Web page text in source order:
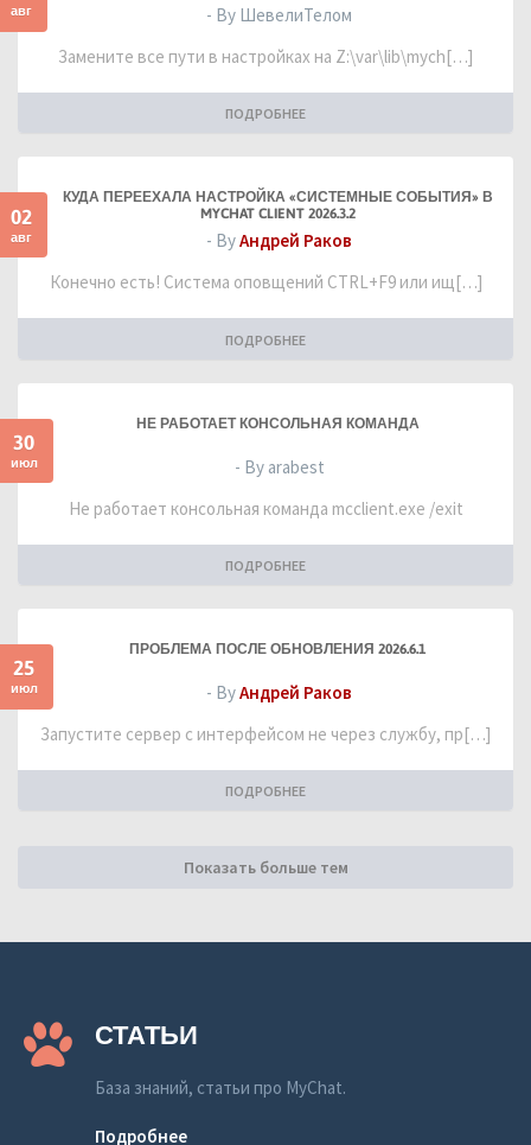
авг
- By ШевелиТелом
Замените все пути в настройках на Z:\var\lib\mych[…]
ПОДРОБНЕЕ
02
авг
КУДА ПЕРЕЕХАЛА НАСТРОЙКА «СИСТЕМНЫЕ СОБЫТИЯ» В
MYCHAT CLIENT 2026.3.2
- ByАндрей Раков
Конечно есть! Система оповщений CTRL+F9 или ищ[…]
ПОДРОБНЕЕ
30
июл
НЕ РАБОТАЕТ КОНСОЛЬНАЯ КОМАНДА
- By arabest
Не работает консольная команда mcclient.exe /exit
ПОДРОБНЕЕ
25
июл
ПРОБЛЕМА ПОСЛЕ ОБНОВЛЕНИЯ 2026.6.1
- ByАндрей Раков
Запустите сервер с интерфейсом не через службу, пр[…]
ПОДРОБНЕЕ
Показать больше тем
СТАТЬИ
База знаний, статьи про MyChat.
Подробнее